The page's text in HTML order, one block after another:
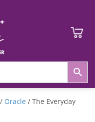
/ Oracle / The Everyday